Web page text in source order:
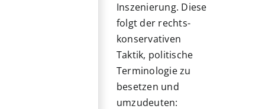
Inszenierung. Diese
folgt der rechts-
konservativen
Taktik, politische
Terminologie zu
besetzen und
umzudeuten: